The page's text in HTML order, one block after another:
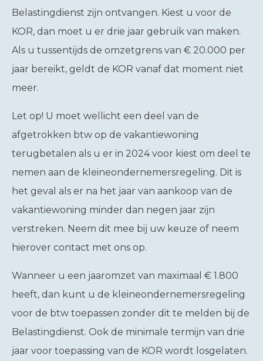
Belastingdienst zijn ontvangen. Kiest u voor de
KOR, dan moet u er drie jaar gebruik van maken.
Als u tussentijds de omzetgrens van € 20.000 per
jaar bereikt, geldt de KOR vanaf dat moment niet
meer.
Let op! U moet wellicht een deel van de
afgetrokken btw op de vakantiewoning
terugbetalen als u er in 2024 voor kiest om deel te
nemen aan de kleineondernemersregeling. Dit is
het geval als er na het jaar van aankoop van de
vakantiewoning minder dan negen jaar zijn
verstreken. Neem dit mee bij uw keuze of neem
hierover contact met ons op.
Wanneer u een jaaromzet van maximaal € 1.800
heeft, dan kunt u de kleineondernemersregeling
voor de btw toepassen zonder dit te melden bij de
Belastingdienst. Ook de minimale termijn van drie
jaar voor toepassing van de KOR wordt losgelaten.